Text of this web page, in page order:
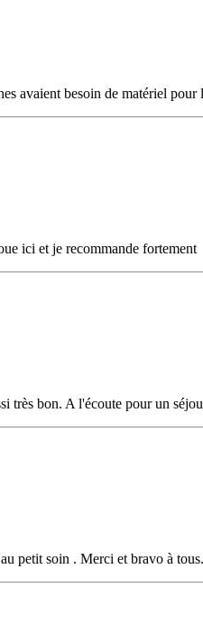
avaient besoin de matériel
ici et je recommande fortement
très bon. A l'écoute pour un
petit soin . Merci et bravo à tous.